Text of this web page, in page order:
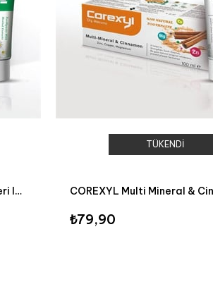
COREXYL Herbal White Bitki Özleri Içeren Diş Macunu 100ml
TÜKENDI
₺79,90